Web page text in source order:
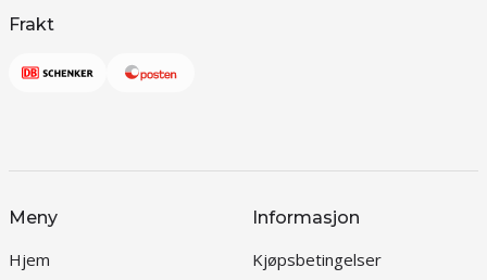
Frakt
Meny
Hjem
Informasjon
Kjøpsbetingelser